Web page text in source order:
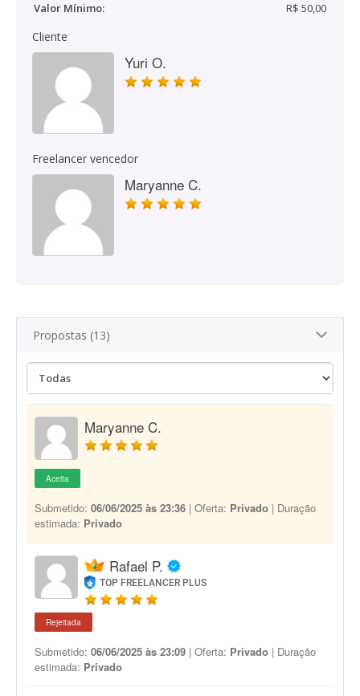
Valor Mínimo:
R$ 50,00
Cliente
Yuri O.
Freelancer vencedor
Maryanne C.
Propostas (13)
Maryanne C.
Aceita
Submetido: 06/06/2025 às 23:36 | Oferta: Privado | Duração
estimada: Privado
Rafael P.
TOP FREELANCER PLUS
Rejeitada
Submetido: 06/06/2025 às 23:09 | Oferta: Privado | Duração
estimada: Privado